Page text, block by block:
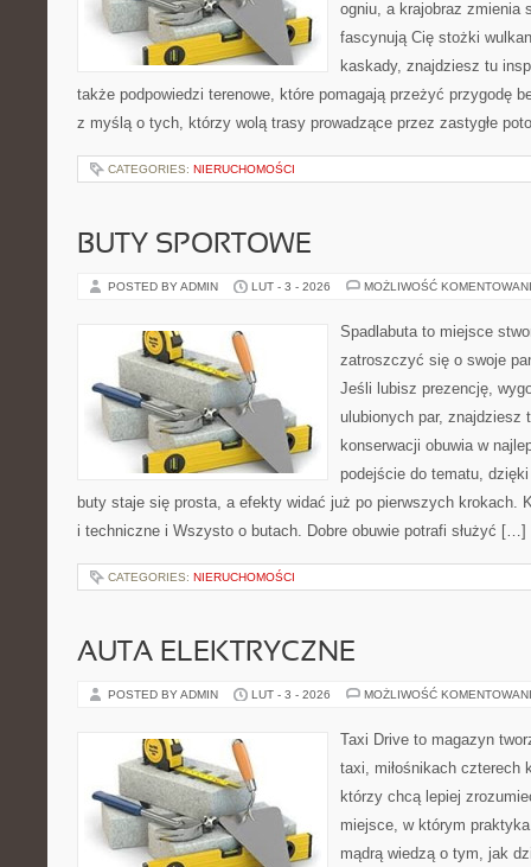
ogniu, a krajobraz zmienia
fascynują Cię stożki
kaskady, znajdziesz tu
także podpowiedzi terenowe, które pomagają przeżyć przygodę
z myślą o tych, którzy wolą trasy prowadzące przez zastygłe
CATEGORIES: NIERUCHOMOŚCI
BUTY SPORTOWE
POSTED BY ADMIN LUT - 3 - 2026 MOŻLIWOŚĆ
Spadlabuta to miejsce
zatroszczyć się o swoje
Jeśli lubisz prezencję,
ulubionych par, znajdziesz
konserwacji obuwia w
podejście do tematu,
buty staje się prosta, a efekty widać już po pierwszych krokach.
i techniczne i Wszysto o butach. Dobre obuwie potrafi służyć […]
CATEGORIES: NIERUCHOMOŚCI
AUTA ELEKTRYCZNE
POSTED BY ADMIN LUT - 3 - 2026 MOŻLIWOŚĆ
Taxi Drive to magazyn
taxi, miłośnikach czterech
którzy chcą lepiej
miejsce, w którym
mądrą wiedzą o tym, jak